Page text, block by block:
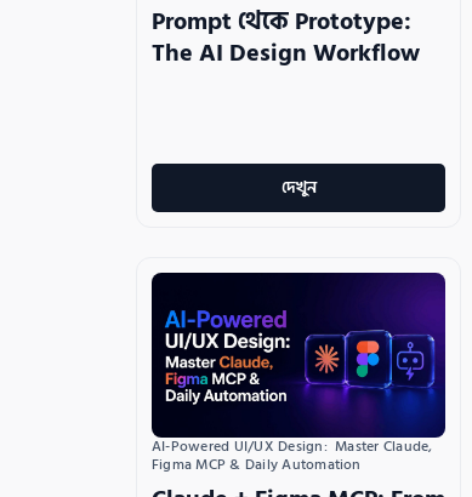
Prompt থেকে Prototype:
The AI Design Workflow
দেখুন
AI-Powered UI/UX Design:  Master Claude,
Figma MCP & Daily Automation